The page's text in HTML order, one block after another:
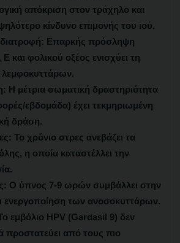
απόκριση στον τράχηλο και
κίνδυνο επιμονής του ιού.
Επαρκής πρόσληψη
και φολικού οξέος ενισχύει τη
λεμφοκυττάρων.
Η μέτρια σωματική δραστηριότητα
εβδομάδα) έχει τεκμηριωμένη
δράση.
Το χρόνιο στρες ανεβάζει τα
η οποία καταστέλλει την
Ο ύπνος 7-9 ωρών συμβάλλει στην
ενεργοποίηση των ανοσοκυττάρων.
εμβόλιο HPV (Gardasil 9) δεν
προστατεύει από τους πιο